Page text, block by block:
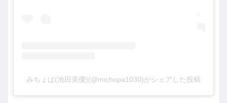
みちょぱ(池田美優)(@michopa1030)がシェアした投稿